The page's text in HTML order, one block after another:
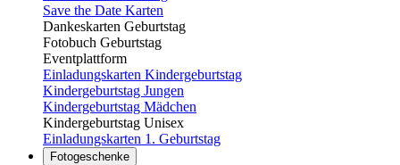
Save the Date Karten
Dankeskarten Geburtstag
Fotobuch Geburtstag
Eventplattform
Einladungskarten Kindergeburtstag
Kindergeburtstag Jungen
Kindergeburtstag Mädchen
Kindergeburtstag Unisex
Einladungskarten 1. Geburtstag
Fotogeschenke